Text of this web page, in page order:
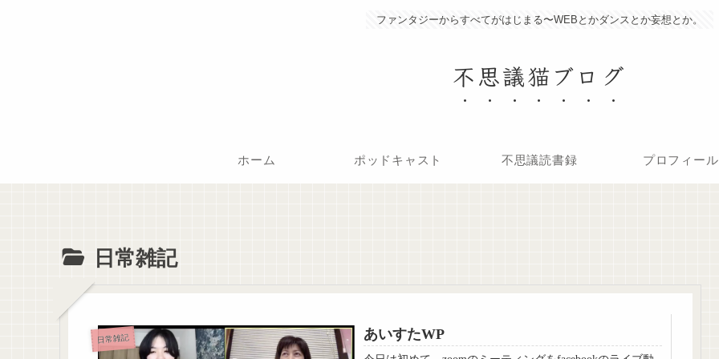
ファンタジーからすべてがはじまる〜WEBとかダンスとか妄想とか。
不思議猫ブログ
ホーム ポッドキャスト 不思議読書録 プロフィール
日常雑記
日常雑記 あいすたWP